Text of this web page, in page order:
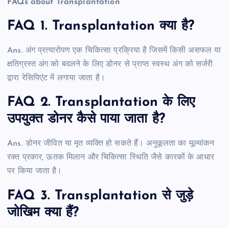
FAQs about Transplantation
FAQ 1. Transplantation क्या है?
Ans. अंग प्रत्यारोपण एक चिकित्सा प्रक्रिया है जिसमें किसी असफल या
क्षतिग्रस्त अंग को बदलने के लिए डोनर से प्राप्त स्वस्थ अंग को सर्जरी
द्वारा रेसिपिएंट में लगाया जाता है।
FAQ 2. Transplantation के लिए
उपयुक्त डोनर कैसे पाया जाता है?
Ans. डोनर जीवित या मृत व्यक्ति हो सकते हैं। अनुकूलता का मूल्यांकन
रक्त प्रकार, ऊतक मिलान और चिकित्सा स्थिति जैसे कारकों के आधार
पर किया जाता है।
FAQ 3. Transplantation से जुड़े
जोखिम क्या हैं?